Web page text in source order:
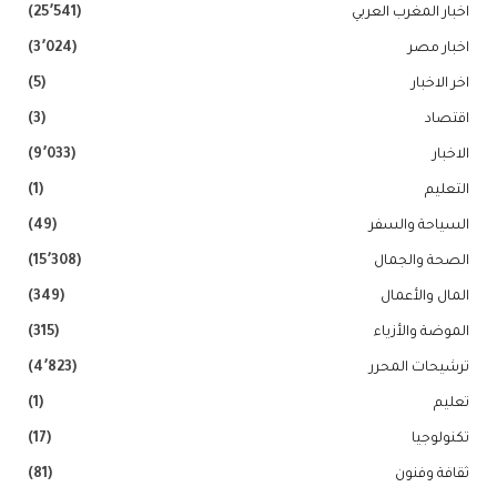
اخبار المغرب العربي (25٬541)
اخبار مصر (3٬024)
اخر الاخبار (5)
اقتصاد (3)
الاخبار (9٬033)
التعليم (1)
السياحة والسفر (49)
الصحة والجمال (15٬308)
المال والأعمال (349)
الموضة والأزياء (315)
ترشيحات المحرر (4٬823)
تعليم (1)
تكنولوجيا (17)
ثقافة وفنون (81)